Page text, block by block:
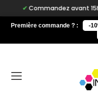
avant 15h, livré
Première commande ? : -